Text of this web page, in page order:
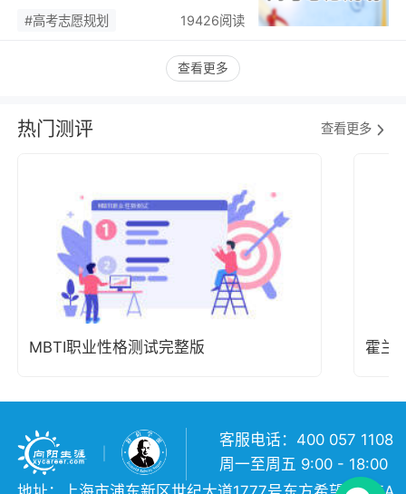
潮，藏着职业规划新逻辑…
#高考志愿规划 19426阅读
查看更多
热门测评 查看更多
MBTI职业性格测试完整版 霍兰
客服电话：400 057 1108
周一至周五 9:00 - 18:00